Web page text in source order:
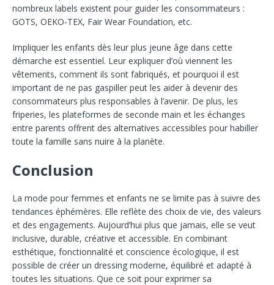
nombreux labels existent pour guider les consommateurs :
GOTS, OEKO-TEX, Fair Wear Foundation, etc.
Impliquer les enfants dès leur plus jeune âge dans cette
démarche est essentiel. Leur expliquer d’où viennent les
vêtements, comment ils sont fabriqués, et pourquoi il est
important de ne pas gaspiller peut les aider à devenir des
consommateurs plus responsables à l’avenir. De plus, les
friperies, les plateformes de seconde main et les échanges
entre parents offrent des alternatives accessibles pour habiller
toute la famille sans nuire à la planète.
Conclusion
La mode pour femmes et enfants ne se limite pas à suivre des
tendances éphémères. Elle reflète des choix de vie, des valeurs
et des engagements. Aujourd’hui plus que jamais, elle se veut
inclusive, durable, créative et accessible. En combinant
esthétique, fonctionnalité et conscience écologique, il est
possible de créer un dressing moderne, équilibré et adapté à
toutes les situations. Que ce soit pour exprimer sa